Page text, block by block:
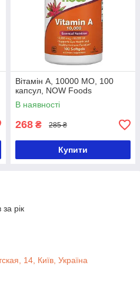
Вітамін А, 10000 МО, 100
капсул, NOW Foods
В наявності
268 ₴ 285 ₴
Купити
рік
14, Київ, Україна